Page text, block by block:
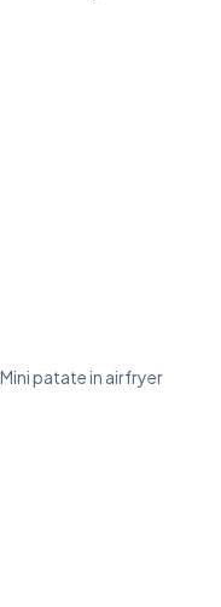
Mini patate in airfryer